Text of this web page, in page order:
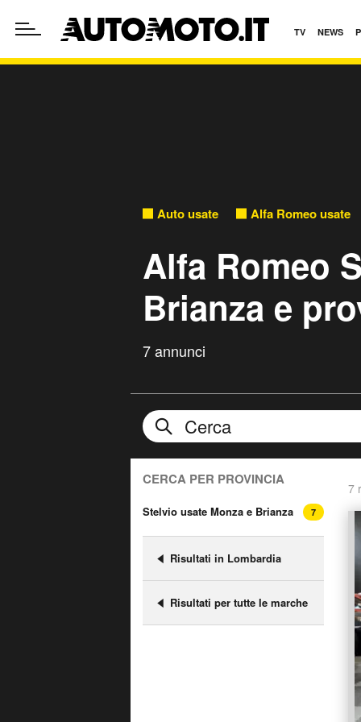
TV NEWS
Auto usate Alfa Romeo usate
Alfa Romeo
Brianza e
7 annunci
CERCA PER PROVINCIA
Stelvio usate Monza e Brianza 7
Risultati in Lombardia
Risultati per tutte le marche
7